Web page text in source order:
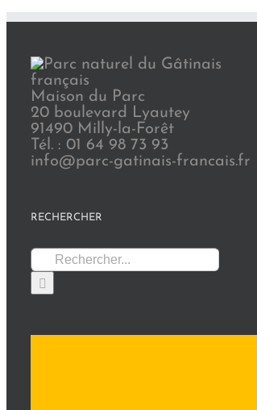
Maison du Parc
20 boulevard Lyautey
91490 Milly-la-Forêt
Tél. : 01 64 98 73 93
info@parc-gatinais-francais.fr
RECHERCHER
Rechercher: